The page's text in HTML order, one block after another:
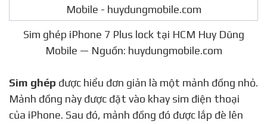
Sim ghép iPhone 7 Plus lock tại HCM Huy Dũng
Mobile — Nguồn: huydungmobile.com
Sim ghép được hiểu đơn giản là một mảnh đồng nhỏ.
Mảnh đồng này được đặt vào khay sim điện thoại
của iPhone. Sau đó, mảnh đồng đó được lắp đè lên